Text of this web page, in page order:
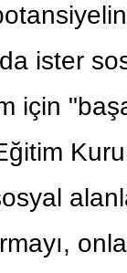
ister